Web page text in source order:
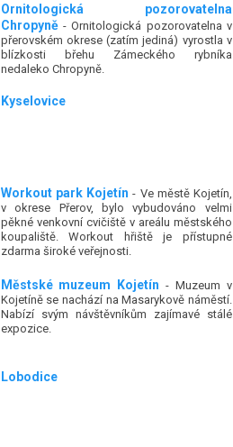
Ornitologická pozorovatelna
Chropyně- Ornitologická pozorovatelna v
přerovském okrese (zatím jediná) vyrostla v
blízkosti břehu Zámeckého rybníka
nedaleko Chropyně.
Kyselovice
Workout park Kojetín - Ve městě Kojetín,
v okrese Přerov, bylo vybudováno velmi
pěkné venkovní cvičiště v areálu městského
koupaliště. Workout hřiště je přístupné
zdarma široké veřejnosti.
Městské muzeum Kojetín - Muzeum v
Kojetíně se nachází na Masarykově náměstí.
Nabízí svým návštěvníkům zajímavé stálé
expozice.
Lobodice